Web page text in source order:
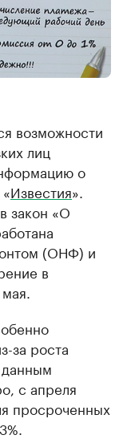
возможности
лиц
о
Известия».
закон «О
(ОНФ) и
в
за роста
с апреля
просроченных